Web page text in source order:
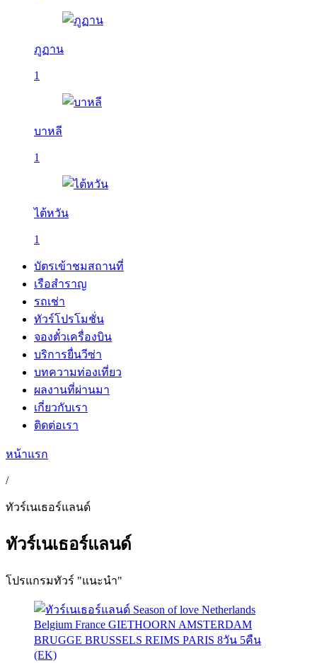
ภูฏาน
1
บาหลี
1
ไต้หวัน
1
บัตรเข้าชมสถานที่
เรือสำราญ
รถเช่า
ทัวร์โปรโมชั่น
จองตั๋วเครื่องบิน
บริการยื่นวีซ่า
บทความท่องเที่ยว
ผลงานที่ผ่านมา
เกี่ยวกับเรา
ติดต่อเรา
หน้าแรก
/
ทัวร์เนเธอร์แลนด์
ทัวร์เนเธอร์แลนด์
โปรแกรมทัวร์ "แนะนำ"